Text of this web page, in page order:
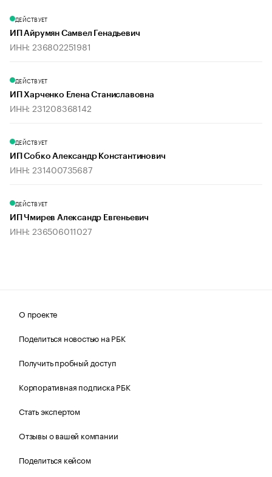
ДЕЙСТВУЕТ
ИП Айрумян Самвел Генадьевич
ИНН: 236802251981
ДЕЙСТВУЕТ
ИП Харченко Елена Станиславовна
ИНН: 231208368142
ДЕЙСТВУЕТ
ИП Собко Александр Константинович
ИНН: 231400735687
ДЕЙСТВУЕТ
ИП Чмирев Александр Евгеньевич
ИНН: 236506011027
О проекте
Поделиться новостью на РБК
Получить пробный доступ
Корпоративная подписка РБК
Стать экспертом
Отзывы о вашей компании
Поделиться кейсом